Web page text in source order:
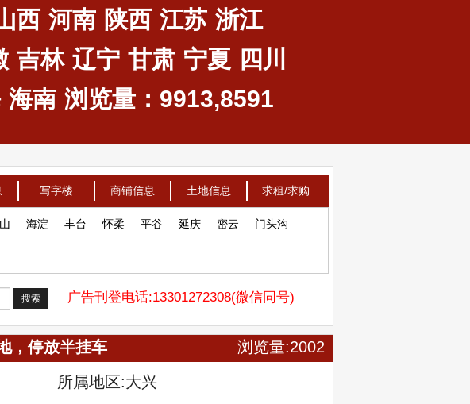
西 河南 陕西 江苏 浙江
吉林 辽宁 甘肃 宁夏 四川
海南 浏览量：9913,8591
写字楼 商铺信息 土地信息 求租/求购
海淀 丰台 怀柔 平谷 延庆 密云 门头沟
搜索 广告刊登电话:13301272308(微信同号)
，停放半挂车
浏览量:2002
所属地区:大兴